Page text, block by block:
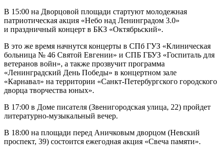
В 15:00 на Дворцовой площади стартуют молодежная
патриотическая акция «Небо над Ленинградом 3.0»
и праздничный концерт в БКЗ «Октябрьский».
В это же время начнутся концерты в СПб ГУЗ «Клиническая
больница № 46 Святой Евгении» и СПБ ГБУЗ «Госпиталь для
ветеранов войн», а также прозвучит программа
«Ленинградский День Победы» в концертном зале
«Карнавал» на территории «Санкт-Петербургского городского
дворца творчества юных».
В 17:00 в Доме писателя (Звенигородская улица, 22) пройдет
литературно-музыкальный вечер.
В 18:00 на площади перед Аничковым дворцом (Невский
проспект, 39) состоится ежегодная акция «Свеча памяти».